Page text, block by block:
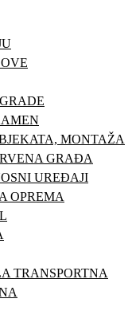
MONTAŽA
GRAĐA
UREĐAJI
OPREMA
TRANSPORTNA